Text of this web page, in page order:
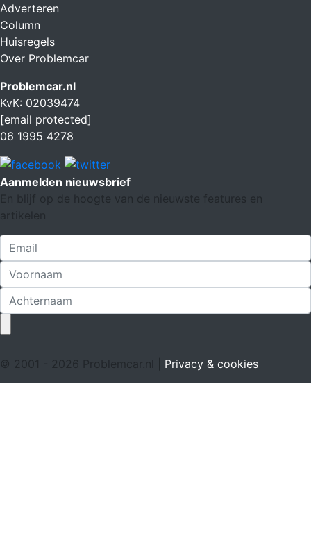
Adverteren
Column
Huisregels
Over Problemcar
Problemcar.nl
KvK: 02039474
[email protected]
06 1995 4278
Aanmelden nieuwsbrief
En blijf op de hoogte van de nieuwste features en
artikelen
© 2001 - 2026 Problemcar.nl | Privacy & cookies